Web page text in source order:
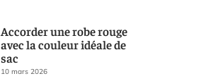
Accorder une robe rouge
avec la couleur idéale de
sac
10 mars 2026